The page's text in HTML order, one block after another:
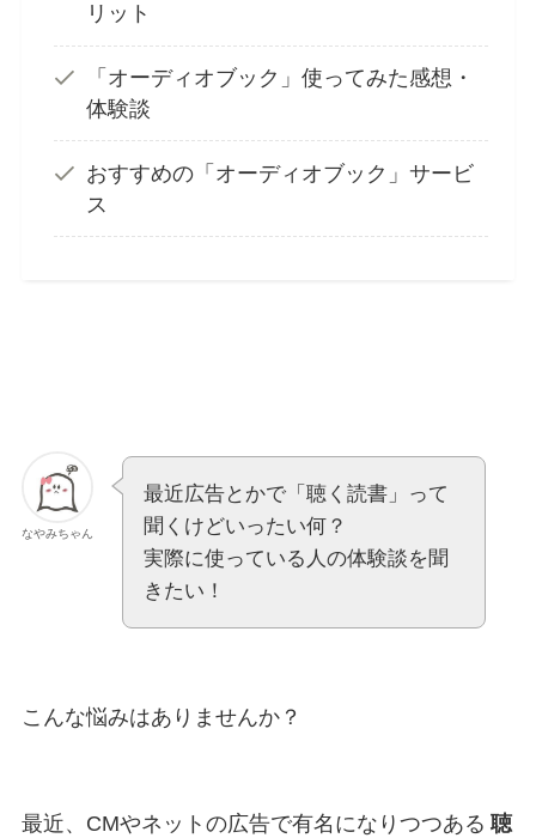
リット
「オーディオブック」使ってみた感想・
体験談
おすすめの「オーディオブック」サービ
ス
なやみちゃん
最近広告とかで「聴く読書」って
聞くけどいったい何？
実際に使っている人の体験談を聞
きたい！
こんな悩みはありませんか？
最近、CMやネットの広告で有名になりつつある 聴